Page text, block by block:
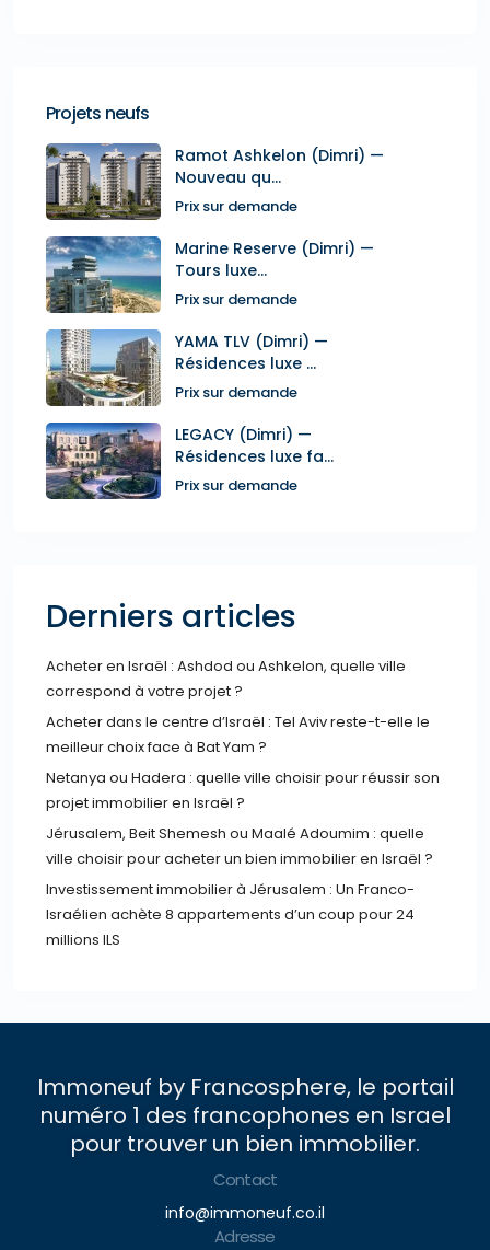
Projets neufs
Ramot Ashkelon (Dimri) —
Nouveau qu...
Prix sur demande
Marine Reserve (Dimri) —
Tours luxe...
Prix sur demande
YAMA TLV (Dimri) —
Résidences luxe ...
Prix sur demande
LEGACY (Dimri) —
Résidences luxe fa...
Prix sur demande
Derniers articles
Acheter en Israël : Ashdod ou Ashkelon, quelle ville
correspond à votre projet ?
Acheter dans le centre d’Israël : Tel Aviv reste-t-elle le
meilleur choix face à Bat Yam ?
Netanya ou Hadera : quelle ville choisir pour réussir son
projet immobilier en Israël ?
Jérusalem, Beit Shemesh ou Maalé Adoumim : quelle
ville choisir pour acheter un bien immobilier en Israël ?
Investissement immobilier à Jérusalem : Un Franco-
Israélien achète 8 appartements d’un coup pour 24
millions ILS
Immoneuf by Francosphere, le portail
numéro 1 des francophones en Israel
pour trouver un bien immobilier.
Contact
info@immoneuf.co.il
Adresse